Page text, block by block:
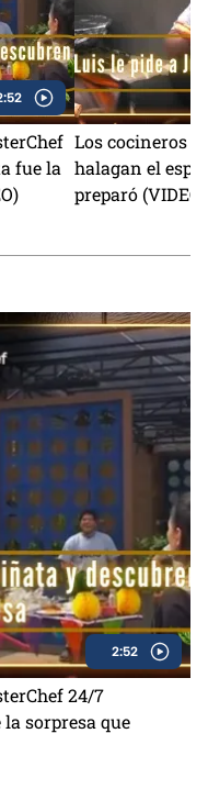
fue la
Los cocineros
halagan el
preparó (VIDEO)
2:52
24/7
sorpresa que